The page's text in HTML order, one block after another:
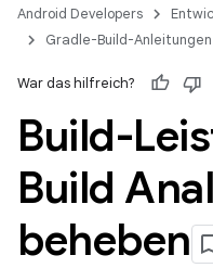
Android Developers
Gradle-Build-Anleitungen
War das hilfreich?
Build-
Build
beheben